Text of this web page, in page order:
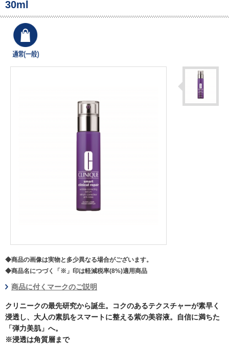
30ml
◆商品の画像は実物と多少異なる場合がございます。
◆商品名につづく「※」印は軽減税率(8%)適用商品
商品に付くマークのご説明
クリニークの最先研究から誕生。コクのあるテクスチャーが素早く
浸透し、大人の素肌をスマートに整える紫の美容液。自信に満ちた
「弾力美肌」へ。
※浸透は角質層まで